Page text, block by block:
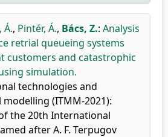
Á., Pintér, Á., Bács, Z.: Analysis
retrial queueing systems
customers and catastrophic
simulation.
technologies and
(ITMM-2021):
the 20th International
after A. F. Terpugov